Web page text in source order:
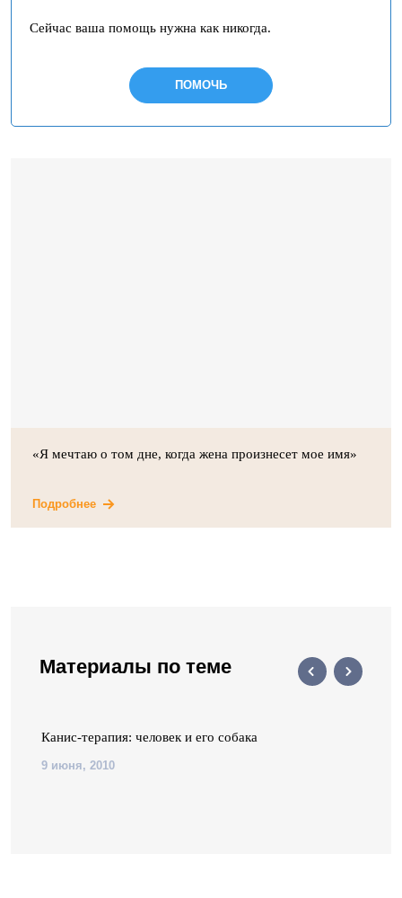
Сейчас ваша помощь нужна как никогда.
ПОМОЧЬ
«Я мечтаю о том дне, когда жена произнесет мое имя»
Подробнее
Материалы по теме
Канис-терапия: человек и его собака
9 июня, 2010